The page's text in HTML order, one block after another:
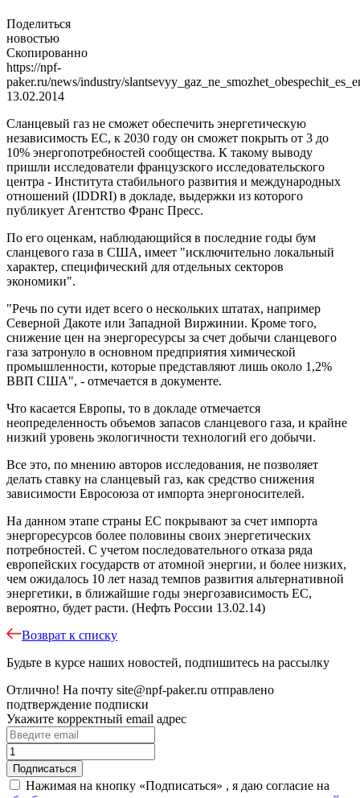
Поделиться
новостью
Скопированно
https://npf-
paker.ru/news/industry/
13.02.2014
Сланцевый газ не сможет обеспечить энергетическую
независимость ЕС, к 2030 году он сможет покрыть от 3 до
10% энергопотребностей сообщества. К такому выводу
пришли исследователи французского исследовательского
центра - Института стабильного развития и международных
отношений (IDDRI) в докладе, выдержки из которого
публикует Агентство Франс Пресс.
По его оценкам, наблюдающийся в последние годы бум
сланцевого газа в США, имеет "исключительно локальный
характер, специфический для отдельных секторов
экономики".
"Речь по сути идет всего о нескольких штатах, например
Северной Дакоте или Западной Виржинии. Кроме того,
снижение цен на энергоресурсы за счет добычи сланцевого
газа затронуло в основном предприятия химической
промышленности, которые представляют лишь около 1,2%
ВВП США", - отмечается в документе.
Что касается Европы, то в докладе отмечается
неопределенность объемов запасов сланцевого газа, и крайне
низкий уровень экологичности технологий его добычи.
Все это, по мнению авторов исследования, не позволяет
делать ставку на сланцевый газ, как средство снижения
зависимости Евросоюза от импорта энергоносителей.
На данном этапе страны ЕС покрывают за счет импорта
энергоресурсов более половины своих энергетических
потребностей. С учетом последовательного отказа ряда
европейских государств от атомной энергии, и более низких,
чем ожидалось 10 лет назад темпов развития альтернативной
энергетики, в ближайшие годы энергозависимость ЕС,
вероятно, будет расти. (Нефть России 13.02.14)
Возврат к списку
Будьте в курсе наших новостей, подпишитесь на рассылку
Отлично! На почту site@npf-paker.ru отправлено
подтверждение подписки
Укажите корректный email адрес
Нажимая на кнопку «Подписаться» , я даю согласие на